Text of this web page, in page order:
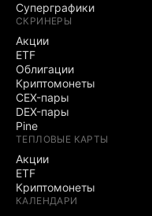
Суперграфики
СКРИНЕРЫ
Акции
ETF
Облигации
Криптомонеты
CEX-пары
DEX-пары
Pine
ТЕПЛОВЫЕ КАРТЫ
Акции
ETF
Криптомонеты
КАЛЕНДАРИ